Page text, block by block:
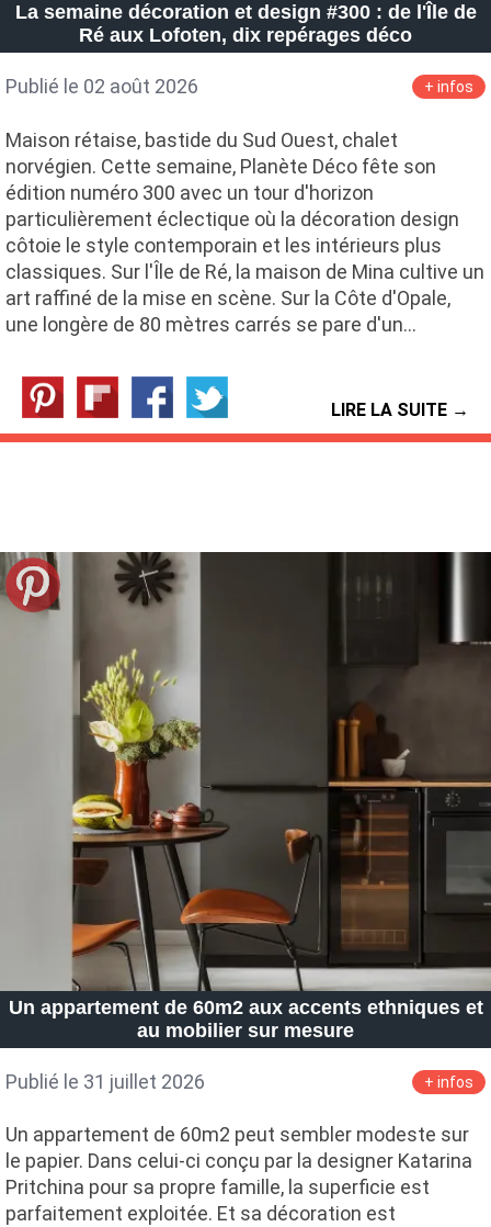
La semaine décoration et design #300 : de l'Île de
Ré aux Lofoten, dix repérages déco
Publié le 02 août 2026 + infos
Maison rétaise, bastide du Sud Ouest, chalet
norvégien. Cette semaine, Planète Déco fête son
édition numéro 300 avec un tour d'horizon
particulièrement éclectique où la décoration design
côtoie le style contemporain et les intérieurs plus
classiques. Sur l'Île de Ré, la maison de Mina cultive un
art raffiné de la mise en scène. Sur la Côte d'Opale,
une longère de 80 mètres carrés se pare d'un…
LIRE LA SUITE →
Un appartement de 60m2 aux accents ethniques et
au mobilier sur mesure
Publié le 31 juillet 2026 + infos
Un appartement de 60m2 peut sembler modeste sur
le papier. Dans celui-ci conçu par la designer Katarina
Pritchina pour sa propre famille, la superficie est
parfaitement exploitée. Et sa décoration est